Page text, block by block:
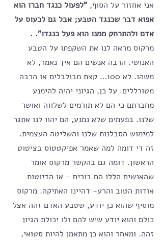
אני אחזור על הסוף, "לפעול כנגד חברו הוא
אפוא דבר שכנגד הטבע; אבל גם לכעוס על
אדם ולהתרחק ממנו הוא פעל כנגדו". .
מרקוס מראה לנו את השקפתו על הטבע
האנושי. הרבה אנשים הם איך נאמר, לא
משהו. לא 100… קצת מבולבלים או הרבה
מטורללים. על כן, הגיוני יהיה להימנע
מחברתם כי הם לא תורמים לשלווה ואושר
שלנו. בפעמים שלא נמנע, הם יהוו לנו אתגר
למימוש הסבלנות שלנו והשליטה העצמית.
זה די דומה למה שאמר אפיקטטוס בציטוט
הראשון. דומה גם בהקשר מרקוס אומר
שהאנשים הללו הם בורים - או הדיוטות
אודות הטוב והרע- דהיינו האתיקה. מרקוס
מוסיף שהוא כן יודע, שטבע האדם זהה אצל
כולם והוא יודע שיש להם ולו יכולת הגיון
זהה. ומאחר והוא כן מתאמן להיות סטואי,